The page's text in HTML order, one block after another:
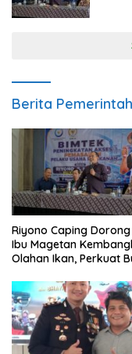
Berita
Riyono Caping
Ibu Magetan
Olahan Ikan, Perkuat